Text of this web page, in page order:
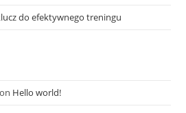
do efektywnego treningu
on Hello world!